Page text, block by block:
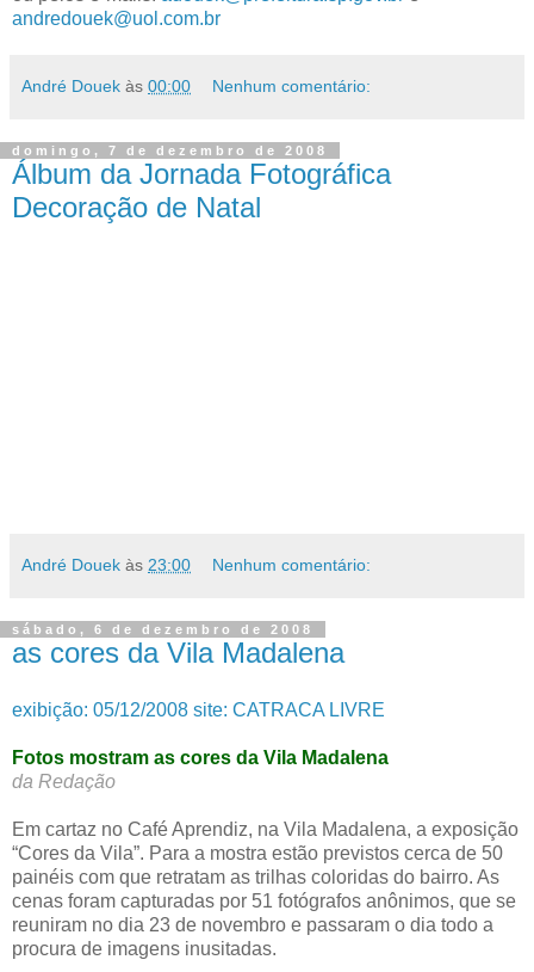
andredouek@uol.com.br
André Douek às 00:00 Nenhum comentário:
domingo, 7 de dezembro de 2008
Álbum da Jornada Fotográfica
Decoração de Natal
André Douek às 23:00 Nenhum comentário:
sábado, 6 de dezembro de 2008
as cores da Vila Madalena
exibição: 05/12/2008 site: CATRACA LIVRE
Fotos mostram as cores da Vila Madalena
da Redação
Em cartaz no Café Aprendiz, na Vila Madalena, a exposição
“Cores da Vila”. Para a mostra estão previstos cerca de 50
painéis com que retratam as trilhas coloridas do bairro. As
cenas foram capturadas por 51 fotógrafos anônimos, que se
reuniram no dia 23 de novembro e passaram o dia todo a
procura de imagens inusitadas.